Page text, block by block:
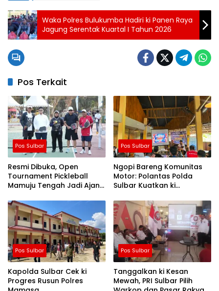
Waka Polres Bulukumba Hadiri ki Panen Raya
Jagung Serentak Kuartal I Tahun 2026
Pos Terkait
Pos Sulbar
Resmi Dibuka, Open
Tournament Pickleball
Mamuju Tengah Jadi Ajang
Pos Sulbar
Ngopi Bareng Komunitas
Motor: Polantas Polda
Sulbar Kuatkan ki
Keselamatan
Pos Sulbar
Kapolda Sulbar Cek ki
Progres Rusun Polres
Pos Sulbar
Tanggalkan ki Kesan
Mewah, PRI Sulbar Pilih